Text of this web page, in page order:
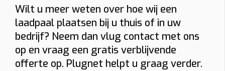
Wilt u meer weten over hoe wij een
laadpaal plaatsen bij u thuis of in uw
bedrijf? Neem dan vlug contact met ons
op en vraag een gratis verblijvende
offerte op. Plugnet helpt u graag verder.
Installatieadres
Foto’s